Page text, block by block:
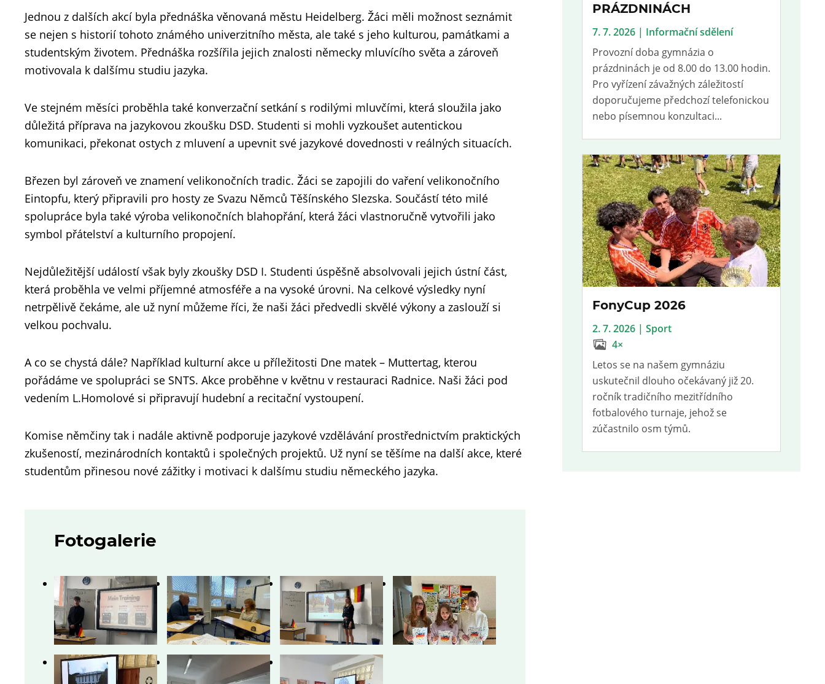
Jednou z dalších akcí byla přednáška věnovaná městu Heidelberg. Žáci měli možnost seznámit
se nejen s historií tohoto známého univerzitního města, ale také s jeho kulturou, památkami a
studentským životem. Přednáška rozšířila jejich znalosti německy mluvícího světa a zároveň
motivovala k dalšímu studiu jazyka.
Ve stejném měsíci proběhla také konverzační setkání s rodilými mluvčími, která sloužila jako
důležitá příprava na jazykovou zkoušku DSD. Studenti si mohli vyzkoušet autentickou
komunikaci, překonat ostych z mluvení a upevnit své jazykové dovednosti v reálných situacích.
Březen byl zároveň ve znamení velikonočních tradic. Žáci se zapojili do vaření velikonočního
Eintopfu, který připravili pro hosty ze Svazu Němců Těšínského Slezska. Součástí této milé
spolupráce byla také výroba velikonočních blahopřání, která žáci vlastnoručně vytvořili jako
symbol přátelství a kulturního propojení.
Nejdůležitější událostí však byly zkoušky DSD I. Studenti úspěšně absolvovali jejich ústní část,
která proběhla ve velmi příjemné atmosféře a na vysoké úrovni. Na celkové výsledky nyní
netrpělivě čekáme, ale už nyní můžeme říci, že naši žáci předvedli skvělé výkony a zaslouží si
velkou pochvalu.
A co se chystá dále? Například kulturní akce u příležitosti Dne matek – Muttertag, kterou
pořádáme ve spolupráci se SNTS. Akce proběhne v květnu v restauraci Radnice. Naši žáci pod
vedením L.Homolové si připravují hudební a recitační vystoupení.
Komise němčiny tak i nadále aktivně podporuje jazykové vzdělávání prostřednictvím praktických
zkušeností, mezinárodních kontaktů i společných projektů. Už nyní se těšíme na další akce, které
studentům přinesou nové zážitky i motivaci k dalšímu studiu německého jazyka.
Fotogalerie
PRÁZDNINÁCH
7. 7. 2026 | Informační sdělení
Provozní doba gymnázia o
prázdninách je od 8.00 do 13.00 hodin.
Pro vyřízení závažných záležitostí
doporučujeme předchozí telefonickou
nebo písemnou konzultaci...
FonyCup 2026
2. 7. 2026 | Sport
4×
Letos se na našem gymnáziu
uskutečnil dlouho očekávaný již 20.
ročník tradičního mezitřídního
fotbalového turnaje, jehož se
zúčastnilo osm týmů.